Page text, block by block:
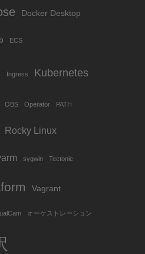
Docker Desktop
ECS
Ingress Kubernetes
OBS Operator PATH
Rocky Linux
sygwin Tectonic
Vagrant
オーケストレーション